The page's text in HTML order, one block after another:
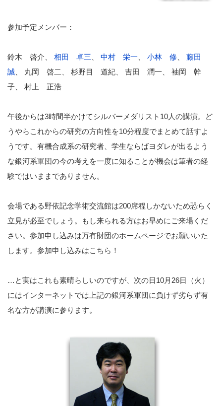
参加予定メンバー：
鈴木 啓介、 相田 卓三 中村 栄一 小林 修
藤田
誠 、 丸岡 啓二、 杉野目 道紀、 吉田 潤一、 袖岡 幹
子、 村上 正浩
午後からは3時間半かけてシルバーメダリスト10人の講演。ど
うやらこれからの研究の方向性を10分程度でまとめて話すよ
うです。有機合成系の研究者、学生ならばヨダレが出るよう
な銀河系軍団の今の考えを一度に知ることが機会は筆者の経
験ではいままでありません。
会場である野依記念学術交流館は200席程しかないため恐らく
立見が必至でしょう。もし来られる方はお早めにご来場くだ
さい。参加申し込みは万有財団のホームページでお願いいた
します。参加申し込みはこちら！
…と実はこれも素晴らしいのですが、次の日10月26日（火）
にはインターネットでは上記の銀河系軍団に負けず劣らず有
名な方が講演に参ります。